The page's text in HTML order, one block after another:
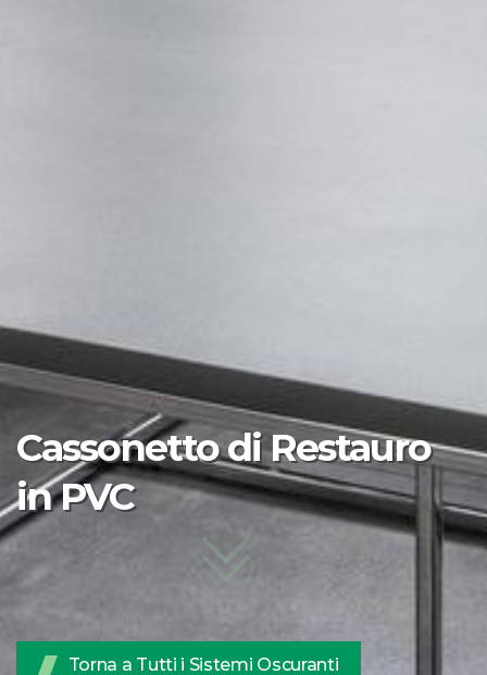
Cassonetto di Restauro
in PVC
Torna a Tutti i Sistemi Oscuranti